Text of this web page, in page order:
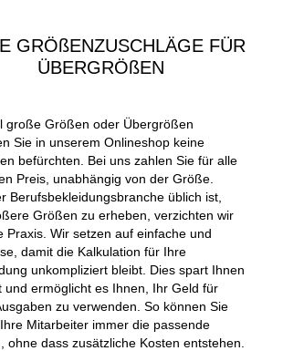
GRÖßENZUSCHLÄGE FÜR
ÜBERGRÖßEN
große Größen oder Übergrößen
Sie in unserem Onlineshop keine
befürchten. Bei uns zahlen Sie für alle
Preis, unabhängig von der Größe.
Berufsbekleidungsbranche üblich ist,
Größen zu erheben, verzichten wir
Praxis. Wir setzen auf einfache und
damit die Kalkulation für Ihre
unkompliziert bleibt. Dies spart Ihnen
und ermöglicht es Ihnen, Ihr Geld für
zu verwenden. So können Sie
Mitarbeiter immer die passende
ohne dass zusätzliche Kosten entstehen.